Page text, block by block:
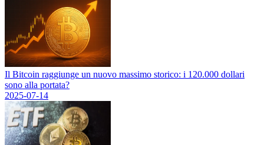
Il Bitcoin raggiunge un nuovo massimo storico: i 120.000 dollari
sono alla portata?
2025-07-14